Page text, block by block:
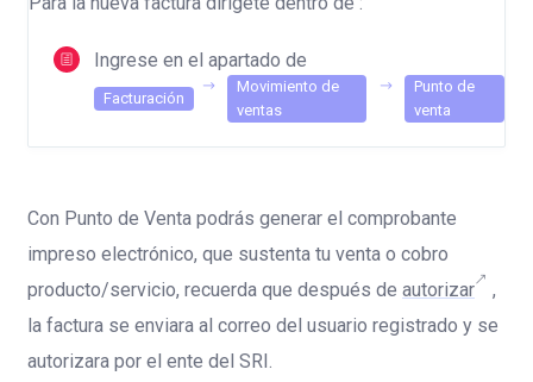
Ingrese en el apartado de
Facturación
Movimiento de
ventas
Punto de
venta
Con Punto de Venta podrás generar el comprobante
impreso electrónico, que sustenta tu venta o cobro
producto/servicio, recuerda que después de autorizar
,
la factura se enviara al correo del usuario registrado y se
autorizara por el ente del SRI.